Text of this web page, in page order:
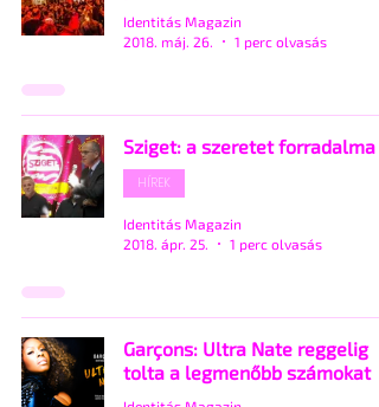
Identitás Magazin
2018. máj. 26.
1 perc olvasás
Sziget: a szeretet forradalma
HÍREK
Identitás Magazin
2018. ápr. 25.
1 perc olvasás
Garçons: Ultra Nate reggelig
tolta a legmenőbb számokat